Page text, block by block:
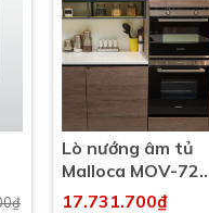
Lò nướng âm tủ
Malloca MOV-72
PYRO
17.731.700₫